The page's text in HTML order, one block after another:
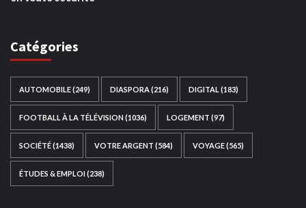
Catégories
AUTOMOBILE(249) DIASPORA (216) DIGITAL (183)
FOOTBALL À LA TÉLÉVISION(1036) LOGEMENT (97)
SOCIÉTÉ(1438) VOTRE ARGENT (584) VOYAGE(565)
ÉTUDES & EMPLOI(238)